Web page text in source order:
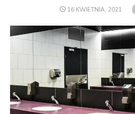
POSTED
16 KWIETNIA, 2021